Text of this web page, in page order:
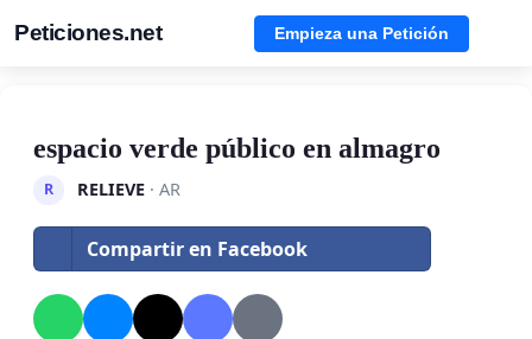
Peticiones.net Empieza una Petición
espacio verde público en almagro
R RELIEVE· AR
Compartir en Facebook